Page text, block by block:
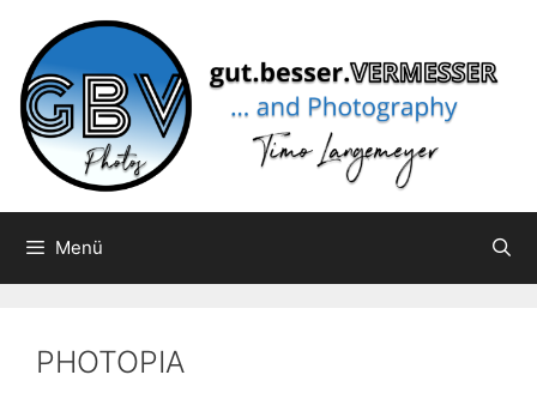
Inhalt
springen
Menü
PHOTOPIA